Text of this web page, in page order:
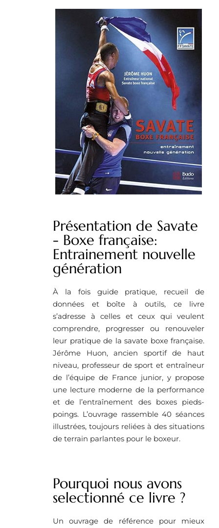
Présentation de Savate
- Boxe française:
Entrainement nouvelle
génération
À la fois guide pratique, recueil de
données et boîte à outils, ce livre
s’adresse à celles et ceux qui veulent
comprendre, progresser ou renouveler
leur pratique de la savate boxe française.
Jérôme Huon, ancien sportif de haut
niveau, professeur de sport et entraîneur
de l’équipe de France junior, y propose
une lecture moderne de la performance
et de l’entraînement des boxes pieds-
poings. L’ouvrage rassemble 40 séances
illustrées, toujours reliées à des situations
de terrain parlantes pour le boxeur.
Pourquoi nous avons
selectionné ce livre ? ​
Un ouvrage de référence pour mieux